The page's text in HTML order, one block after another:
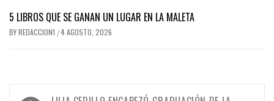
5 LIBROS QUE SE GANAN UN LUGAR EN LA MALETA
BYREDACCION1 /4 AGOSTO, 2026